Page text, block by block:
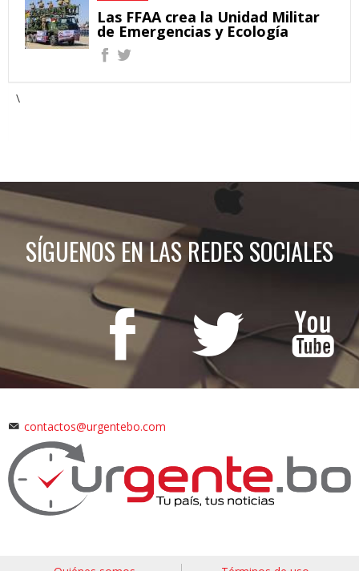
Las FFAA crea la Unidad Militar
de Emergencias y Ecología
\
SÍGUENOS EN LAS REDES SOCIALES
contactos@urgentebo.com